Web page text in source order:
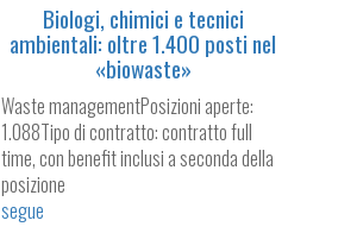
Biologi, chimici e tecnici
ambientali: oltre 1.400 posti nel
«biowaste»
Waste managementPosizioni aperte:
1.088Tipo di contratto: contratto full
time, con benefit inclusi a seconda della
posizione
segue